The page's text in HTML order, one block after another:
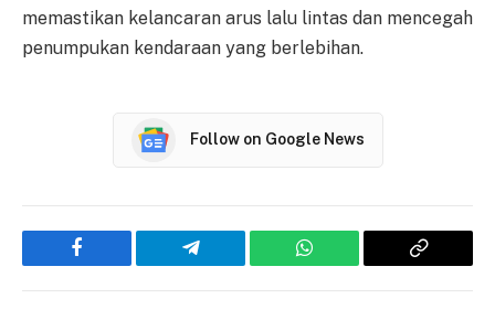
memastikan kelancaran arus lalu lintas dan mencegah
penumpukan kendaraan yang berlebihan.
Follow on Google News
Facebook Telegram WhatsApp
Copy